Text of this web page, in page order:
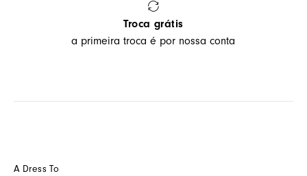
Troca grátis
a primeira troca é por nossa conta
A Dress To